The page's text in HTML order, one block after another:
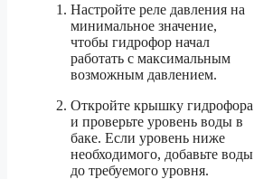
Настройте реле давления на
минимальное значение,
чтобы гидрофор начал
работать с максимальным
возможным давлением.
Откройте крышку гидрофора
и проверьте уровень воды в
баке. Если уровень ниже
необходимого, добавьте воды
до требуемого уровня.